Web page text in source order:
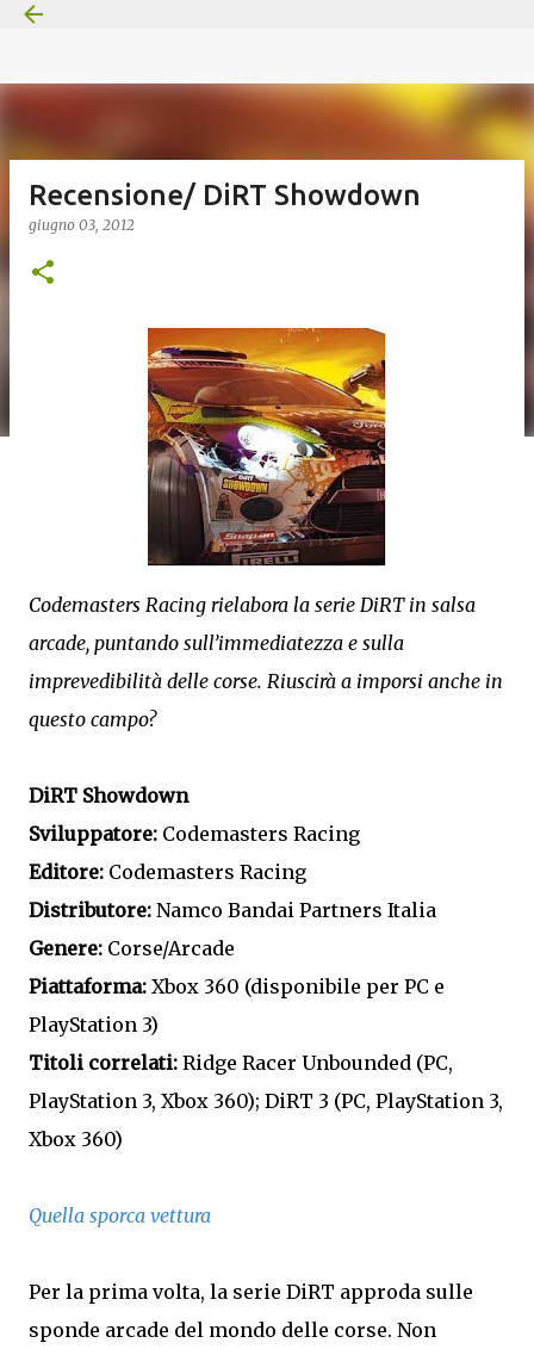
Recensione/ DiRT Showdown
giugno 03, 2012
Codemasters Racing rielabora la serie DiRT in salsa
arcade, puntando sull’immediatezza e sulla
imprevedibilità delle corse. Riuscirà a imporsi anche in
questo campo?
DiRT Showdown
Sviluppatore: Codemasters Racing
Editore: Codemasters Racing
Distributore: Namco Bandai Partners Italia
Genere: Corse/Arcade
Piattaforma: Xbox 360 (disponibile per PC e
PlayStation 3)
Titoli correlati: Ridge Racer Unbounded (PC,
PlayStation 3, Xbox 360); DiRT 3 (PC, PlayStation 3,
Xbox 360)
Quella sporca vettura
Per la prima volta, la serie DiRT approda sulle
sponde arcade del mondo delle corse. Non